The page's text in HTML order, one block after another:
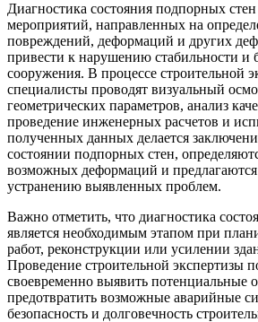
Диагностика состояния подпорных
мероприятий, направленных на
повреждений, деформаций и других
привести к нарушению стабильности и
сооружения. В процессе строительной
специалисты проводят визуальный
геометрических параметров, анализ
проведение инженерных расчетов и
полученных данных делается
состоянии подпорных стен,
возможных деформаций и
устранению выявленных проблем.
Важно отметить, что диагностика
является необходимым этапом при
работ, реконструкции или усилении
Проведение строительной экспертизы
своевременно выявить потенциальные
предотвратить возможные аварийные
безопасность и долговечность